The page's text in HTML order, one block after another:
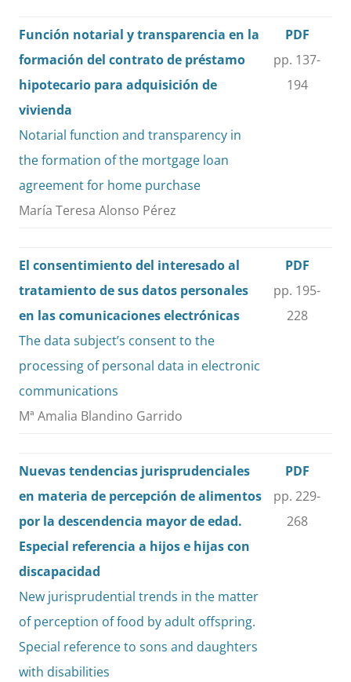
Función notarial y transparencia en la
formación del contrato de préstamo
hipotecario para adquisición de
vivienda
Notarial function and transparency in
the formation of the mortgage loan
agreement for home purchase
María Teresa Alonso Pérez
PDF
pp. 137-
194
El consentimiento del interesado al
tratamiento de sus datos personales
en las comunicaciones electrónicas
The data subject’s consent to the
processing of personal data in electronic
communications
Mª Amalia Blandino Garrido
PDF
pp. 195-
228
Nuevas tendencias jurisprudenciales
en materia de percepción de alimentos
por la descendencia mayor de edad.
Especial referencia a hijos e hijas con
discapacidad
New jurisprudential trends in the matter
of perception of food by adult offspring.
Special reference to sons and daughters
with disabilities
PDF
pp. 229-
268